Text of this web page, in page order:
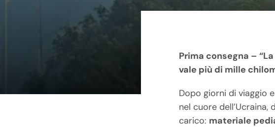
Prima consegna –
vale più di mille
Dopo giorni di viaggio
nel cuore
carico: materiale